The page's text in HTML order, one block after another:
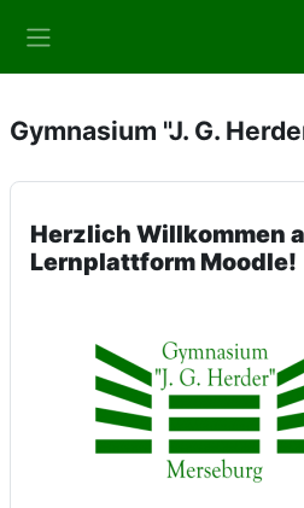
Gymnasium "J. G.
Herzlich Willkommen
Lernplattform Moodle!